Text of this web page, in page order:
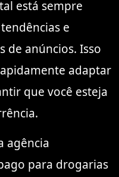
está sempre
e
de anúncios. Isso
adaptar
que você esteja
agência
para drogarias